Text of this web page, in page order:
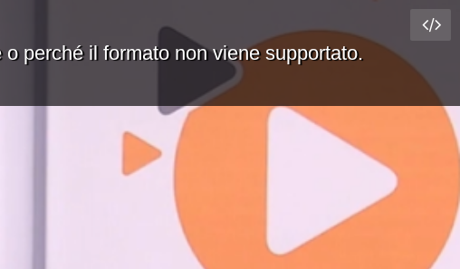
perché il formato non viene supportato.